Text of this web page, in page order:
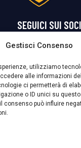
Gestisci Consenso
utilizziamo
alle informazioni del
ci permetterà di
o ID unici su
consenso può influire
SEGUICI SUI
Protezione dei Dati Personali (DPO), figura
nostra Società per tutelare i Suoi dati personali.